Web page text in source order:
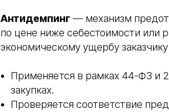
Антидемпинг — механизм
по цене ниже себестоимости или
экономическому ущербу
Применяется в рамках 44-ФЗ и
закупках.
Проверяется соответствие